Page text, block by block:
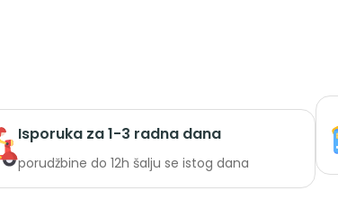
Isporuka za 1-3 radna dana
porudžbine do 12h šalju se istog dana